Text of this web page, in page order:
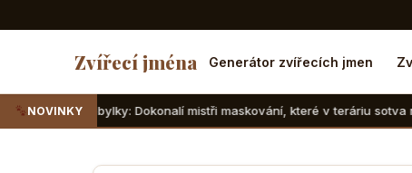
Zvířecí jména Generátor zvířecích jmen
NOVINKY
Dokonalí mistři maskování, které v teráriu sotva najdete